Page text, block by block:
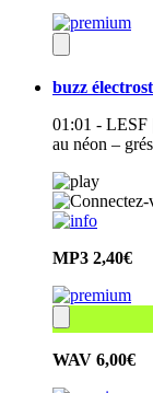
buzz
01:01 - LESF
au néon –
MP3 2,40€
WAV 6,00€